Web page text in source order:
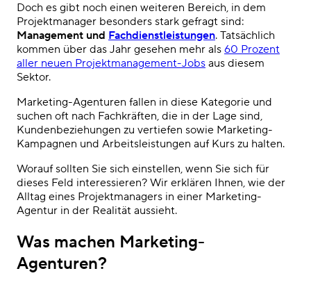
Doch es gibt noch einen weiteren Bereich, in dem
Projektmanager besonders stark gefragt sind:
Management und Fachdienstleistungen. Tatsächlich
kommen über das Jahr gesehen mehr als 60 Prozent
aller neuen Projektmanagement-Jobs aus diesem
Sektor.
Marketing-Agenturen fallen in diese Kategorie und
suchen oft nach Fachkräften, die in der Lage sind,
Kundenbeziehungen zu vertiefen sowie Marketing-
Kampagnen und Arbeitsleistungen auf Kurs zu halten.
Worauf sollten Sie sich einstellen, wenn Sie sich für
dieses Feld interessieren? Wir erklären Ihnen, wie der
Alltag eines Projektmanagers in einer Marketing-
Agentur in der Realität aussieht.
Was machen Marketing-
Agenturen?